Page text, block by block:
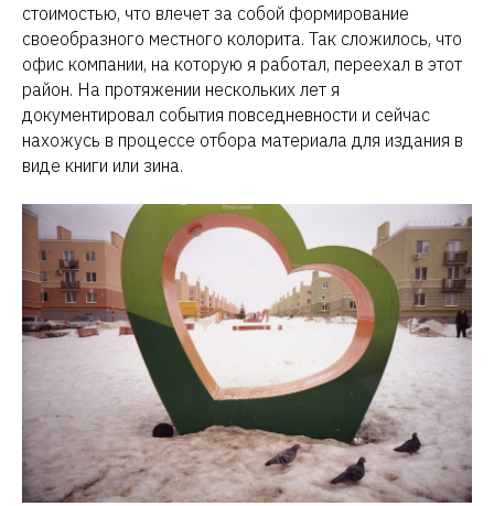
стоимостью, что влечет за собой формирование
своеобразного местного колорита. Так сложилось, что
офис компании, на которую я работал, переехал в этот
район. На протяжении нескольких лет я
документировал события повседневности и сейчас
нахожусь в процессе отбора материала для издания в
виде книги или зина.